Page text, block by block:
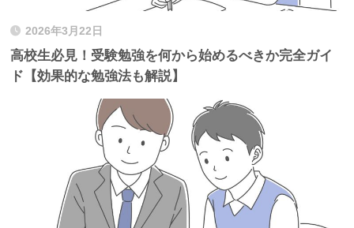
2026年3月22日
高校生必見！受験勉強を何から始めるべきか完全ガイ
ド【効果的な勉強法も解説】